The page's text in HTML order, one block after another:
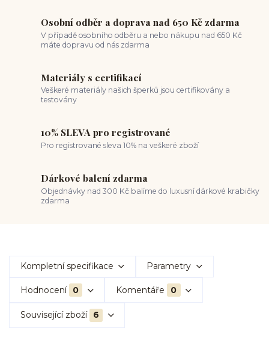
Osobní odběr a doprava nad 650 Kč zdarma
V případě osobního odběru a nebo nákupu nad 650 Kč
máte dopravu od nás zdarma
Materiály s certifikací
Veškeré materiály našich šperků jsou certifikovány a
testovány
10% SLEVA pro registrované
Pro registrované sleva 10% na veškeré zboží
Dárkové balení zdarma
Objednávky nad 300 Kč balíme do luxusní dárkové krabičky
zdarma
Kompletní specifikace Parametry
Hodnocení 0 Komentáře 0
Související zboží 6